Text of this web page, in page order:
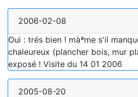
2006-02-08
Oui : trés bien ! màªme s'il
chaleureux (plancher bois, mur
exposé ! Visite du 14 01 2006
2005-08-20